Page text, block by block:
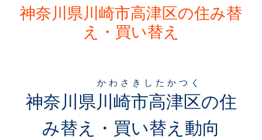
神奈川県川崎市高津区の住み替
え・買い替え
神奈川県川崎市高津区
かわさきしたかつく
の住
み替え・買い替え動向